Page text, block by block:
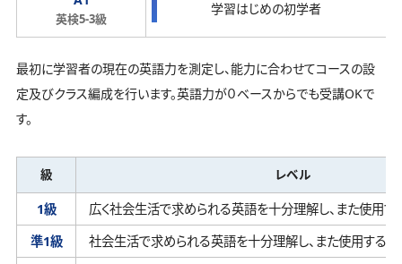
英検5-3級
学習はじめの初学者
最初に学習者の現在の英語力を測定し、能力に合わせてコースの設
定及びクラス編成を行います。英語力が０ベースからでも受講OKで
す。
級 レベル
1級 広く社会生活で求められる英語を十分理解し、 また使用す
準1級
社会生活で求められる英語を十分理解し、 また使用するこ